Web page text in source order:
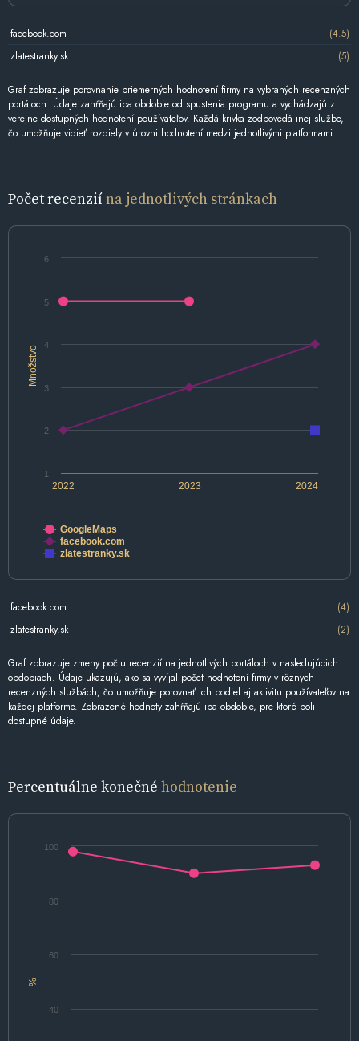
facebook.com
(4.5)
zlatestranky.sk
(5)
Graf zobrazuje porovnanie priemerných hodnotení firmy na vybraných recenzných
portáloch. Údaje zahŕňajú iba obdobie od spustenia programu a vychádzajú z
verejne dostupných hodnotení používateľov. Každá krivka zodpovedá inej službe,
čo umožňuje vidieť rozdiely v úrovni hodnotení medzi jednotlivými platformami.
Počet recenziína jednotlivých stránkach
Množstvo
2022 2023 2024
1
2
3
4
5
6
GoogleMaps
facebook.com
zlatestranky.sk
facebook.com
(4)
zlatestranky.sk
(2)
Graf zobrazuje zmeny počtu recenzií na jednotlivých portáloch v nasledujúcich
obdobiach. Údaje ukazujú, ako sa vyvíjal počet hodnotení firmy v rôznych
recenzných službách, čo umožňuje porovnať ich podiel aj aktivitu používateľov na
každej platforme. Zobrazené hodnoty zahŕňajú iba obdobie, pre ktoré boli
dostupné údaje.
Percentuálne konečné hodnotenie
%
40
60
80
100